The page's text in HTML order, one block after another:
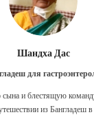
Шандха Дас
для
сына и блестящую
из Бангладеш